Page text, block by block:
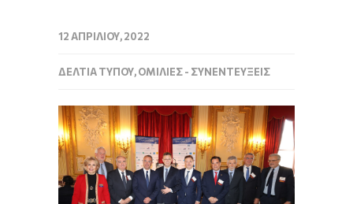
12 ΑΠΡΙΛΊΟΥ, 2022
ΔΕΛΤΊΑ ΤΎΠΟΥ,ΟΜΙΛΊΕΣ - ΣΥΝΕΝΤΕΎΞΕΙΣ